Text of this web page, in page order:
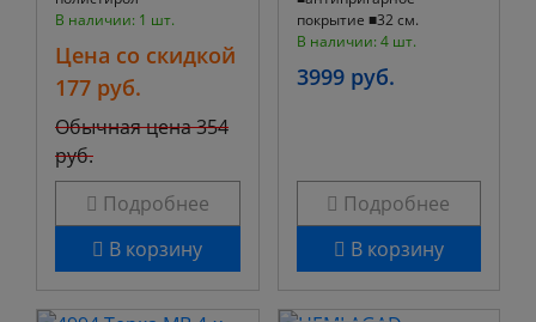
В наличии: 1 шт.
Цена со скидкой
177 руб.
Обычная цена354
руб.
Подробнее
В корзину
покрытие ■32 см.
В наличии: 4 шт.
3999 руб.
Подробнее
В корзину